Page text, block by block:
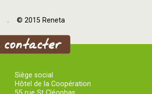
. © 2015 Reneta
Siège social
Hôtel de la Coopération